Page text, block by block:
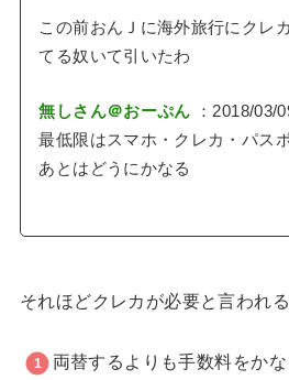
この前おんＪに海外旅行にクレ
てる奴いて引いたわ
無しさん＠おーぷん ：2018/03/
最低限はスマホ・クレカ・パス
あとはどうにかなる
それほどクレカが必要と言われ
両替するよりも手数料をかな